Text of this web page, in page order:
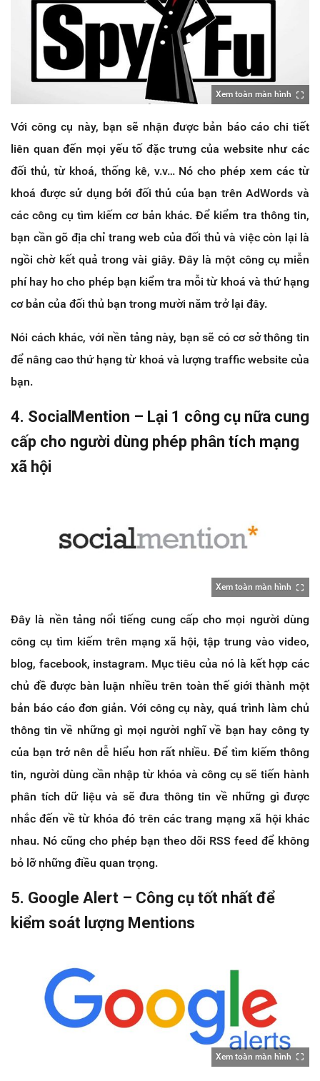
Xem toàn màn hình
Với công cụ này, bạn sẽ nhận được bản báo cáo chi tiết
liên quan đến mọi yếu tố đặc trưng của website như các
đối thủ, từ khoá, thống kê, v.v… Nó cho phép xem các từ
khoá được sử dụng bởi đối thủ của bạn trên AdWords và
các công cụ tìm kiếm cơ bản khác. Để kiểm tra thông tin,
bạn cần gõ địa chỉ trang web của đối thủ và việc còn lại là
ngồi chờ kết quả trong vài giây. Đây là một công cụ miễn
phí hay ho cho phép bạn kiểm tra mỗi từ khoá và thứ hạng
cơ bản của đối thủ bạn trong mười năm trở lại đây.
Nói cách khác, với nền tảng này, bạn sẽ có cơ sở thông tin
để nâng cao thứ hạng từ khoá và lượng traffic website của
bạn.
4. SocialMention – Lại 1 công cụ nữa cung
cấp cho người dùng phép phân tích mạng
xã hội
Xem toàn màn hình
Đây là nền tảng nổi tiếng cung cấp cho mọi người dùng
công cụ tìm kiếm trên mạng xã hội, tập trung vào video,
blog, facebook, instagram. Mục tiêu của nó là kết hợp các
chủ đề được bàn luận nhiều trên toàn thế giới thành một
bản báo cáo đơn giản. Với công cụ này, quá trình làm chủ
thông tin về những gì mọi người nghĩ về bạn hay công ty
của bạn trở nên dễ hiểu hơn rất nhiều. Để tìm kiếm thông
tin, người dùng cần nhập từ khóa và công cụ sẽ tiến hành
phân tích dữ liệu và sẽ đưa thông tin về những gì được
nhắc đến về từ khóa đó trên các trang mạng xã hội khác
nhau. Nó cũng cho phép bạn theo dõi RSS feed để không
bỏ lỡ những điều quan trọng.
5. Google Alert – Công cụ tốt nhất để
kiểm soát lượng Mentions
Xem toàn màn hình